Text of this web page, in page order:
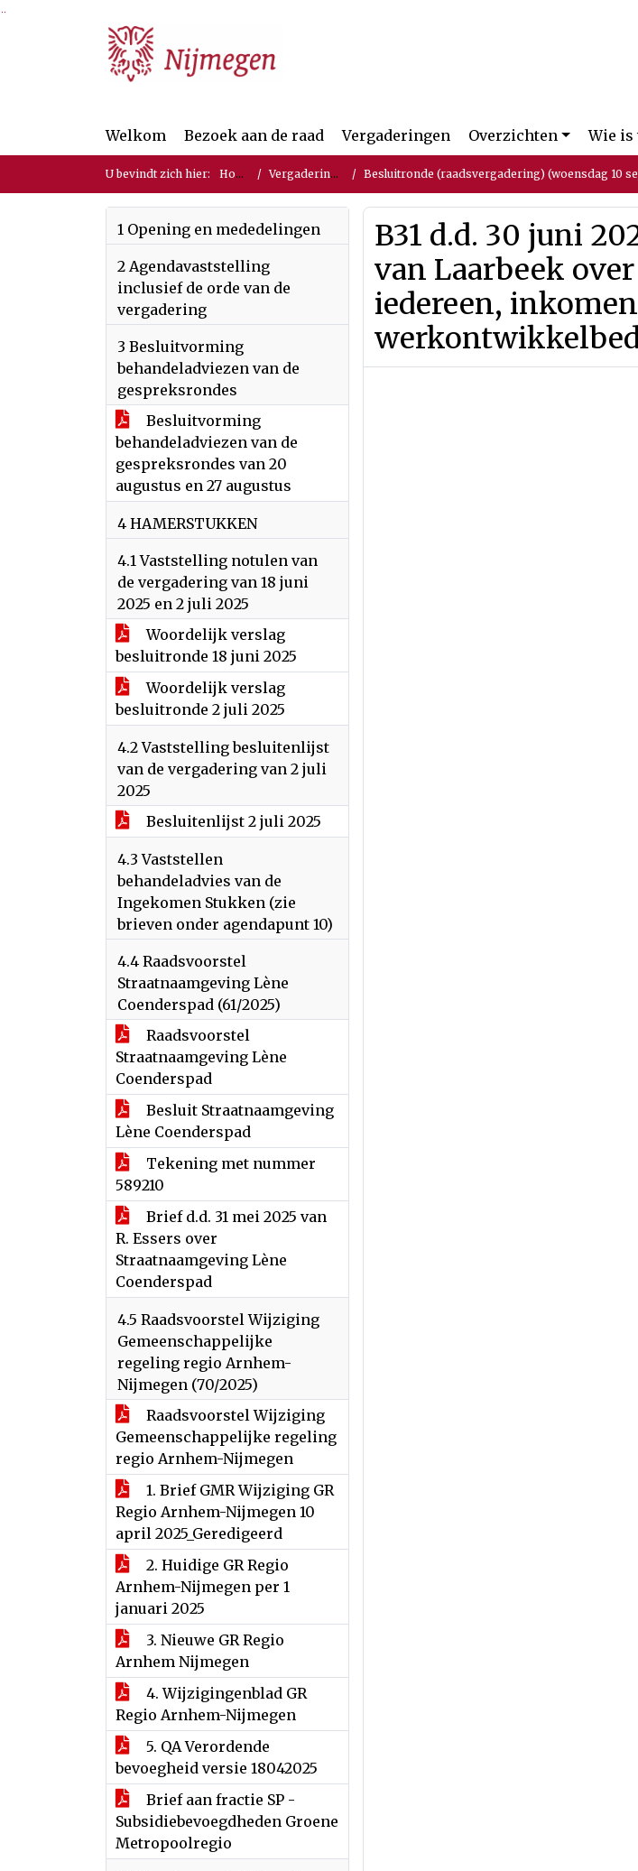
Ga naar de inhoud van deze pagina
Ga naar het zoeken
Ga naar het menu
Welkom Bezoek aan de raad Vergaderingen Overzichten Wie is
U bevindt zich hier: Home Vergaderingen Besluitronde (raadsvergadering) (woensdag 10
1 Opening en mededelingen
2 Agendavaststelling
inclusief de orde van de
vergadering
3 Besluitvorming
behandeladviezen van de
gespreksrondes
Besluitvorming
behandeladviezen van de
gespreksrondes van 20
augustus en 27 augustus
4 HAMERSTUKKEN
4.1 Vaststelling notulen van
de vergadering van 18 juni
2025 en 2 juli 2025
Woordelijk verslag
besluitronde 18 juni 2025
Woordelijk verslag
besluitronde 2 juli 2025
4.2 Vaststelling besluitenlijst
van de vergadering van 2 juli
2025
Besluitenlijst 2 juli 2025
4.3 Vaststellen
behandeladvies van de
Ingekomen Stukken (zie
brieven onder agendapunt 10)
4.4 Raadsvoorstel
Straatnaamgeving Lène
Coenderspad (61/2025)
Raadsvoorstel
Straatnaamgeving Lène
Coenderspad
Besluit Straatnaamgeving
Lène Coenderspad
Tekening met nummer
589210
Brief d.d. 31 mei 2025 van
R. Essers over
Straatnaamgeving Lène
Coenderspad
4.5 Raadsvoorstel Wijziging
Gemeenschappelijke
regeling regio Arnhem-
Nijmegen (70/2025)
Raadsvoorstel Wijziging
Gemeenschappelijke regeling
regio Arnhem-Nijmegen
1. Brief GMR Wijziging GR
Regio Arnhem-Nijmegen 10
april 2025_Geredigeerd
2. Huidige GR Regio
Arnhem-Nijmegen per 1
januari 2025
3. Nieuwe GR Regio
Arnhem Nijmegen
4. Wijzigingenblad GR
Regio Arnhem-Nijmegen
5. QA Verordende
bevoegheid versie 18042025
Brief aan fractie SP -
Subsidiebevoegdheden Groene
Metropoolregio
B31 d.d. 30 juni
van Laarbeek
iedereen,